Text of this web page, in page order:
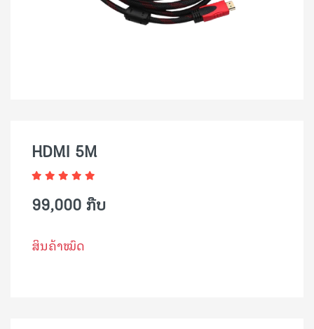
HDMI 5M
99,000 ກີບ
ສິນຄ້າໝົດ